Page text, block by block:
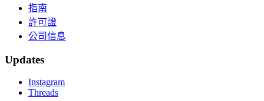
指南
許可證
公司信息
Updates
Instagram
Threads